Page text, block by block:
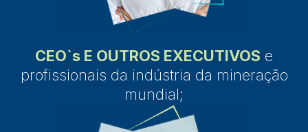
CEO`s E OUTROS EXECUTIVOS e
profissionais da indústria da mineração
mundial;